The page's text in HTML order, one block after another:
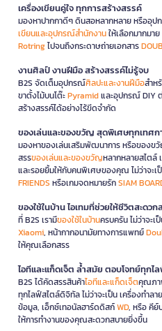
เครื่องเขียนคู่ใจ ทุกการสร้างสรรค์
มองหาปากกาดีๆ ดินสอหลากหลาย หรืออุป
เขียนและอุปกรณ์สำนักงานให้เลือกมากมา
Rotringไปจนถึงกระดาษถ่ายเอกสาร
งานศิลป์ งานฝีมือ สร้างสรรค์ไม่รู้จบ
B2S จัดเต็มอุปกรณ์ศิลปะและงานฝีมือสำห
ขาตั้งไม้บนโต๊ะPyramidและอุปกรณ์ DIY
สร้างสรรค์ได้อย่างไร้ขีดจำกัด
ของเล่นและของขวัญ สุดพิเศษทุกเทศก
มองหาของเล่นเสริมพัฒนาการ หรือของข
สรรของเล่นและของขวัญหลากหลายสไตล์
และรอยยิ้มให้กับคนพิเศษของคุณ ไม่ว่าจะเ
FRIENDS หรือเกมจดหมายรักSIAM
ของใช้ในบ้าน ไอเทมที่ช่วยให้ชีวิตสะดว
ที่ B2S เรามีของใช้ในบ้านครบครัน ไม่ว่าจะเ
Xiaomi, หน้ากากอนามัยทางการแพทย์
ให้คุณเลือกสรร
ไอทีและแก็ดเจ็ต ล้ำสมัย ตอบโจทย์ทุกไ
B2S ได้คัดสรรสินค้าไอทีและแก็ดเจ็ตคุณภา
ทุกไลฟ์สไตล์ดิจิทัล ไม่ว่าจะเป็น เครื่องทำลา
ข้อมูล, เอ็กซ์เทอนัลฮาร์ดดิสก์WD, หรือ คีย์
ให้การทำงานของคุณสะดวกสบายยิ่งขึ้น